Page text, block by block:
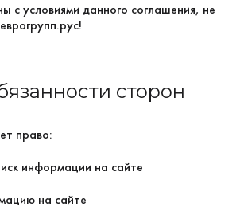
с условиями данного соглашения, не
сторон
право:
информации на сайте
на сайте